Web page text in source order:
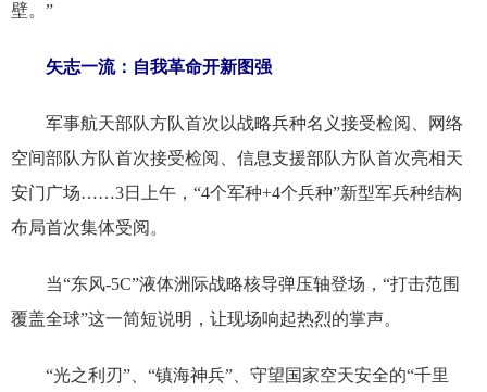
壁。”
矢志一流：自我革命开新图强
军事航天部队方队首次以战略兵种名义接受检阅、网络
空间部队方队首次接受检阅、信息支援部队方队首次亮相天
安门广场……3日上午，“4个军种+4个兵种”新型军兵种结构
布局首次集体受阅。
当“东风-5C”液体洲际战略核导弹压轴登场，“打击范围
覆盖全球”这一简短说明，让现场响起热烈的掌声。
“光之利刃”、“镇海神兵”、守望国家空天安全的“千里